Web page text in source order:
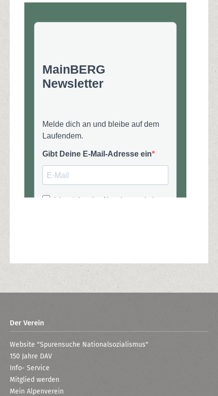
Der Verein
Website "Spurensuche Nationalsozialismus"
150 Jahre DAV
Info- Service
Mitglied werden
Mein Alpenverein